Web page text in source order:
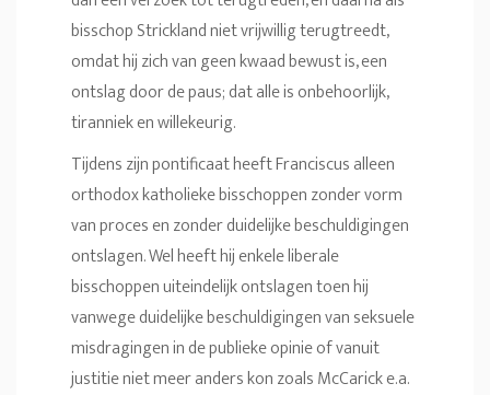
bisschop Strickland niet vrijwillig terugtreedt,
omdat hij zich van geen kwaad bewust is, een
ontslag door de paus; dat alle is onbehoorlijk,
tiranniek en willekeurig.
Tijdens zijn pontificaat heeft Franciscus alleen
orthodox katholieke bisschoppen zonder vorm
van proces en zonder duidelijke beschuldigingen
ontslagen. Wel heeft hij enkele liberale
bisschoppen uiteindelijk ontslagen toen hij
vanwege duidelijke beschuldigingen van seksuele
misdragingen in de publieke opinie of vanuit
justitie niet meer anders kon zoals McCarick e.a.